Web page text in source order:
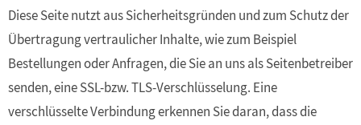
Diese Seite nutzt aus Sicherheitsgründen und zum Schutz der
Übertragung vertraulicher Inhalte, wie zum Beispiel
Bestellungen oder Anfragen, die Sie an uns als Seitenbetreiber
senden, eine SSL-bzw. TLS-Verschlüsselung. Eine
verschlüsselte Verbindung erkennen Sie daran, dass die